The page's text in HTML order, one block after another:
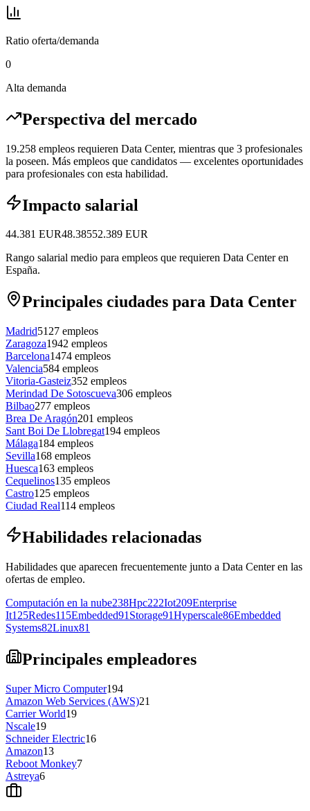
Ratio oferta/demanda
0
Alta demanda
Perspectiva del mercado
19.258 empleos requieren Data Center, mientras que 3 profesionales
la poseen. Más empleos que candidatos — excelentes oportunidades
para profesionales con esta habilidad.
Impacto salarial
44.381 EUR48.38552.389 EUR
Rango salarial medio para empleos que requieren Data Center en
España.
Principales ciudades para Data Center
Madrid5127 empleos
Zaragoza1942 empleos
Barcelona1474 empleos
Valencia584 empleos
Vitoria-Gasteiz352 empleos
Merindad De Sotoscueva306 empleos
Bilbao277 empleos
Brea De Aragón201 empleos
Sant Boi De Llobregat194 empleos
Málaga184 empleos
Sevilla168 empleos
Huesca163 empleos
Cequelinos135 empleos
Castro125 empleos
Ciudad Real114 empleos
Habilidades relacionadas
Habilidades que aparecen frecuentemente junto a Data Center en las
ofertas de empleo.
Computación en la nube238Hpc222Iot209Enterprise
It125Redes115Embedded91 Storage91Hyperscale86Embedded
Systems82Linux81
Principales empleadores
Super Micro Computer194
Amazon Web Services (AWS)21
Carrier World19
Nscale19
Schneider Electric16
Amazon13
Reboot Monkey7
Astreya6